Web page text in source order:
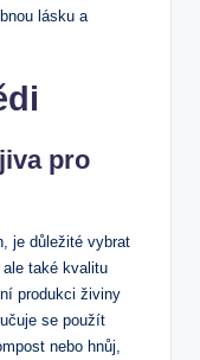
lásku a
pro
je důležité vybrat
také kvalitu
produkci živiny
se použít
nebo hnůj,